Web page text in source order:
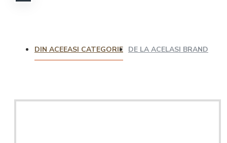
DIN ACEEASI CATEGORIE DE LA ACELASI BRAND